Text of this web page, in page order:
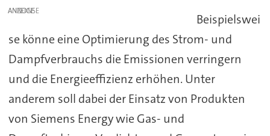
ANZEIGE
Beispielswei
se könne eine Optimierung des Strom- und
Dampfverbrauchs die Emissionen verringern
und die Energieeffizienz erhöhen. Unter
anderem soll dabei der Einsatz von Produkten
von Siemens Energy wie Gas- und